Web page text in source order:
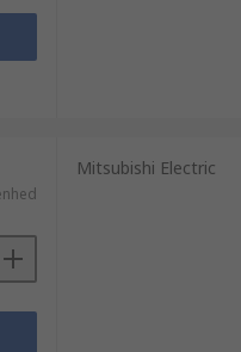
Mitsubishi Electric